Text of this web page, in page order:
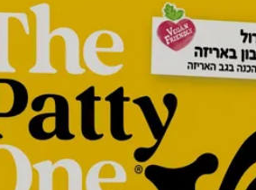
מזווה פירות וירקות